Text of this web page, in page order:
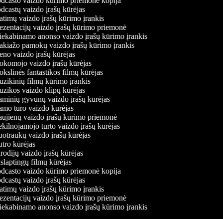
vaizdo įrašų kūrėjas
vaizdo įrašų kūrimo įrankis
vaizdo įrašų kūrimo priemonė
anonso vaizdo įrašų kūrimo įrankis
pamokų vaizdo įrašų kūrimo įrankis
vaizdo įrašų kūrėjas
vaizdo įrašų kūrėjas
fantastikos filmų kūrėjas
filmų kūrimo įrankis
vaizdo klipų kūrėjas
gyvūnų vaizdo įrašų kūrėjas
turo vaizdo kūrėjas
vaizdo įrašų kūrimo priemonė
turto vaizdo įrašų kūrėjas
vaizdo įrašų kūrėjas
kūrėjas
vaizdo įrašų kūrėjas
filmų kūrėjas
vaizdo kūrimo priemonė kopija
vaizdo įrašų kūrėjas
vaizdo įrašų kūrimo įrankis
vaizdo įrašų kūrimo priemonė
anonso vaizdo įrašų kūrimo įrankis